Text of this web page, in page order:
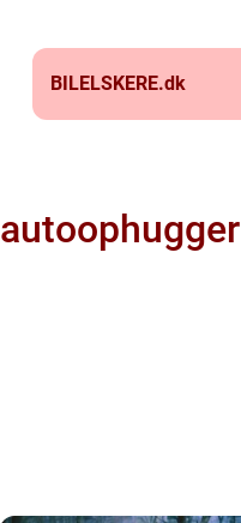
BILELSKERE.dk
autoophugger